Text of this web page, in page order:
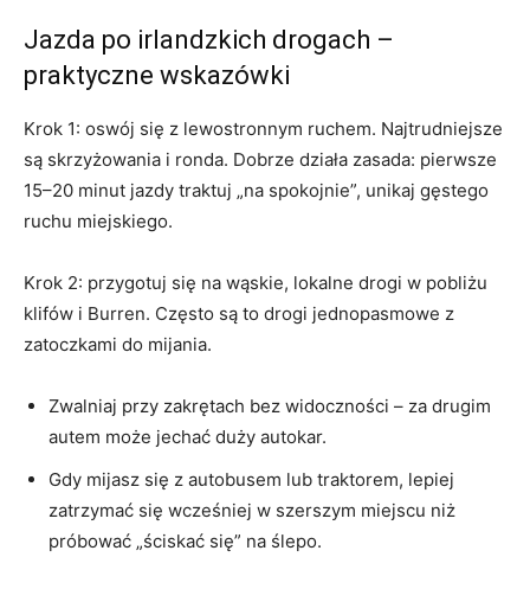
Jazda po irlandzkich drogach –
praktyczne wskazówki
Krok 1: oswój się z lewostronnym ruchem. Najtrudniejsze
są skrzyżowania i ronda. Dobrze działa zasada: pierwsze
15–20 minut jazdy traktuj „na spokojnie”, unikaj gęstego
ruchu miejskiego.
Krok 2: przygotuj się na wąskie, lokalne drogi w pobliżu
klifów i Burren. Często są to drogi jednopasmowe z
zatoczkami do mijania.
Zwalniaj przy zakrętach bez widoczności – za drugim
autem może jechać duży autokar.
Gdy mijasz się z autobusem lub traktorem, lepiej
zatrzymać się wcześniej w szerszym miejscu niż
próbować „ściskać się” na ślepo.